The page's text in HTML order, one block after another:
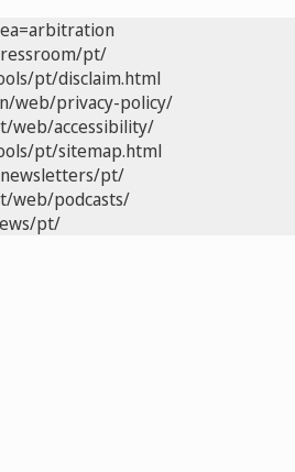
pt/
pt/disclaim.html
web/privacy-policy/
web/accessibility/
pt/sitemap.html
pt/
web/podcasts/
pt/